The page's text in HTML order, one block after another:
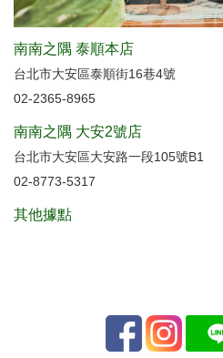
南南之隅 泰順本店
台北市大安區泰順街16巷4號
02-2365-8965
南南之隅 大安2號店
台北市大安區大安路一段105號B1
02-8773-5317
其他據點